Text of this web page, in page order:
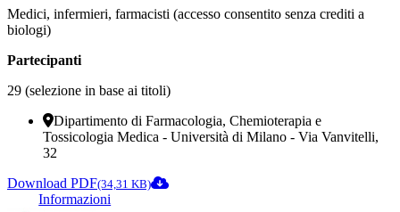
Medici, infermieri, farmacisti (accesso consentito senza crediti a
biologi)
Partecipanti
29 (selezione in base ai titoli)
Dipartimento di Farmacologia, Chemioterapia e
Tossicologia Medica - Università di Milano - Via Vanvitelli,
32
Download PDF(34,31 KB)
Informazioni